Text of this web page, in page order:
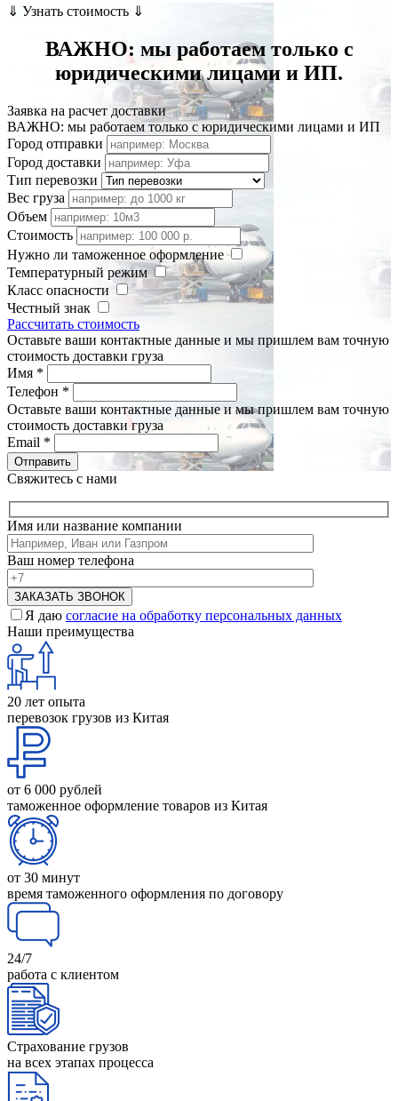
⇓ Узнать стоимость ⇓
ВАЖНО: мы работаем только с
юридическими лицами и ИП.
Заявка на расчет доставки
ВАЖНО: мы работаем только с юридическими лицами и ИП
Город отправки
Город доставки
Тип перевозки
Вес груза
Объем
Стоимость
Нужно ли таможенное оформление
Температурный режим
Класс опасности
Честный знак
Рассчитать стоимость
Оставьте ваши контактные данные и мы пришлем вам точную
стоимость доставки груза
Имя *
Телефон *
Оставьте ваши контактные данные и мы пришлем вам точную
стоимость доставки груза
Email *
Свяжитесь с нами
Имя или название компании
Ваш номер телефона
Я даю согласие на обработку персональных данных
Наши преимущества
20 лет опыта
перевозок грузов из Китая
от 6 000 рублей
таможенное оформление товаров из Китая
от 30 минут
время таможенного оформления по договору
24/7
работа с клиентом
Страхование грузов
на всех этапах процесса